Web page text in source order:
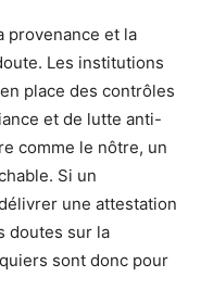
provenance et la
Les institutions
place des contrôles
et de lutte anti-
comme le nôtre, un
Si un
une attestation
doutes sur la
sont donc pour